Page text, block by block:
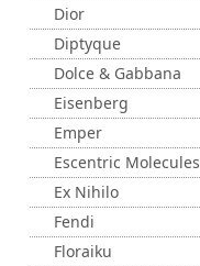
Dior
Diptyque
Dolce & Gabbana
Eisenberg
Emper
Escentric Molecules
Ex Nihilo
Fendi
Floraiku